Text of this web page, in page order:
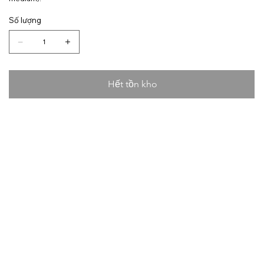
Số lượng
Hết tồn kho